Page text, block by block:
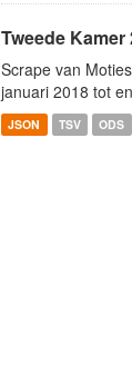
Tweede
Scrape van
januari 2018 tot
JSON TSV ODS